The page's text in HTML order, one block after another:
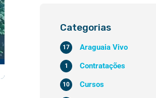
Categorias
Araguaia Vivo
17
Contratações
1
Cursos
10